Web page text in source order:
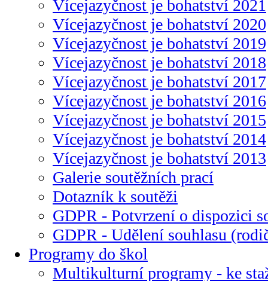
Vícejazyčnost je bohatství 2021
Vícejazyčnost je bohatství 2020
Vícejazyčnost je bohatství 2019
Vícejazyčnost je bohatství 2018
Vícejazyčnost je bohatství 2017
Vícejazyčnost je bohatství 2016
Vícejazyčnost je bohatství 2015
Vícejazyčnost je bohatství 2014
Vícejazyčnost je bohatství 2013
Galerie soutěžních prací
Dotazník k soutěži
GDPR - Potvrzení o dispozici
GDPR - Udělení souhlasu
Programy do škol
Multikulturní programy - ke